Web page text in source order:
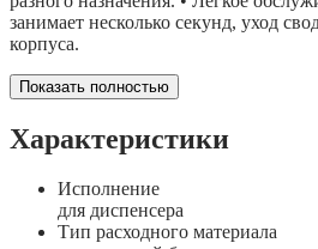
занимает несколько секунд, уход
корпуса.
Показать полностью
Характеристики
Исполнение
для диспенсера
Тип расходного материала